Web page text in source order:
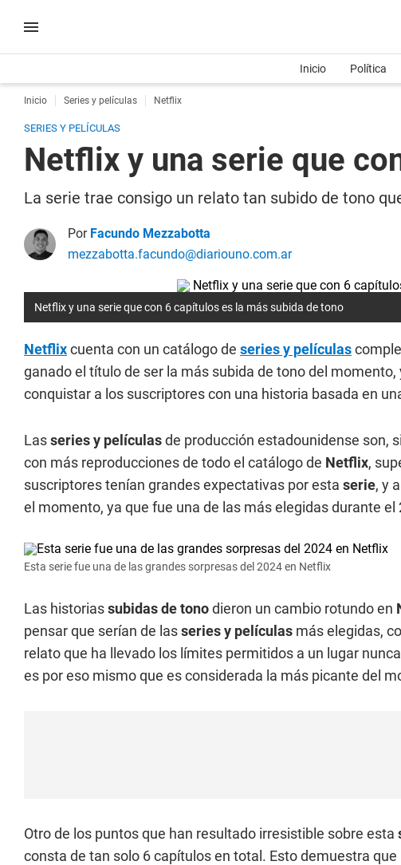
Inicio Política
Inicio Series y películas Netflix
SERIES Y PELÍCULAS
Netflix y una serie que
La serie trae consigo un relato tan subido de tono
Por Facundo Mezzabotta
mezzabotta.facundo@diariouno.com.ar
Netflix y una serie que con 6 capítulos es la más subida de tono
Netflixcuenta con un catálogo de series y películas
ganado el título de ser la más subida de tono del
conquistar a los suscriptores con una historia basada en
Lasseries y películasde producción estadounidense son,
con más reproducciones de todo el catálogo de Netflix,
suscriptores tenían grandes expectativas por esta serie, y
el momento, ya que fue una de las más elegidas durante el
Esta serie fue una de las grandes sorpresas del 2024 en Netflix
Las historiassubidas de tonodieron un cambio rotundo en
pensar que serían de lasseries y películas más elegidas,
relato que ha llevado los límites permitidos a un lugar
es por eso mismo que es considerada la más picante del
Otro de los puntos que han resultado irresistible sobre esta
consta de tan solo 6 capítulos en total. Esto demuestra